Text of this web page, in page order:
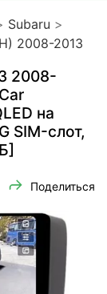
Subaru
2008-2013
2008-
на
SIM-слот,
Поделиться